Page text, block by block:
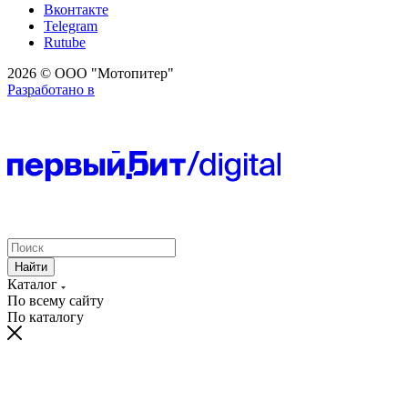
Вконтакте
Telegram
Rutube
2026 © ООО "Мотопитер"
Разработано в
Найти
Каталог
По всему сайту
По каталогу